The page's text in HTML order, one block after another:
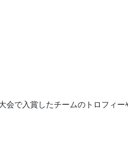
で入賞したチームのトロフィー